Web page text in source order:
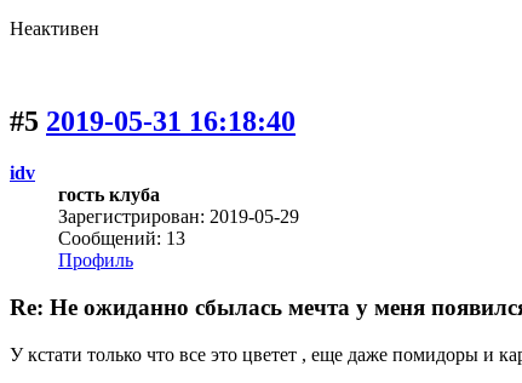
Неактивен
#5 2019-05-31 16:18:40
idv
гость клуба
Зарегистрирован: 2019-05-29
Сообщений: 13
Профиль
Re: Не ожиданно сбылась мечта у меня
У кстати только что все это цветет , еще даже помидоры и